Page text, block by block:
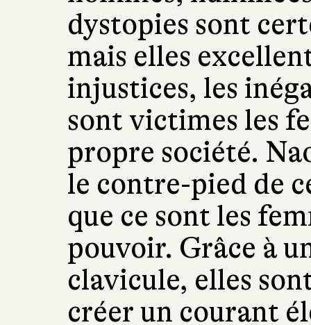
dystopies sont
mais elles
injustices, les
sont victimes les
propre société.
le contre-pied de
que ce sont les
pouvoir. Grâce à
clavicule, elles
créer un courant